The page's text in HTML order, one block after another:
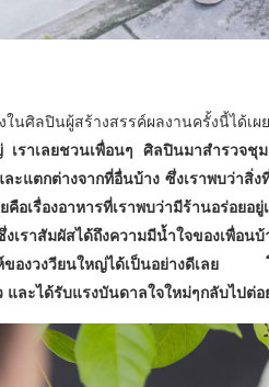
ในศิลปินผู้สร้างสรรค์ผลงานครั้งนี้ได้เ
ราเลยชวนเพื่อนๆ ศิลปินมาสำรวจชุ
ะแตกต่างจากที่อื่นบ้าง ซึ่งเราพบว่า
อเรื่องอาหารที่เราพบว่ามีร้านอร่อยอ
เราสัมผัสได้ถึงความมีน้ำใจของเพื่อ
ของวงวียนใหญ่ได้เป็นอย่างดีเลย โ
และได้รับแรงบันดาลใจใหม่ๆกลับไปต่